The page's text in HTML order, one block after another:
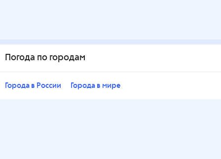
Погода по городам
Города в России Города в мире